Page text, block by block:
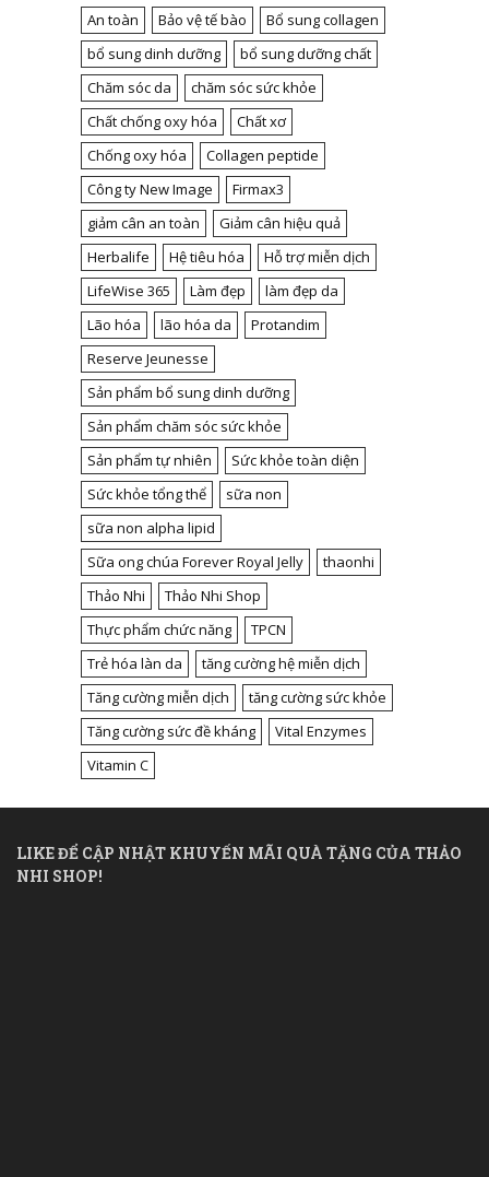
An toàn Bảo vệ tế bào
Bổ sung collagen
bổ sung dinh dưỡng
bổ sung dưỡng chất
Chăm sóc da
chăm sóc sức khỏe
Chất chống oxy hóa
Chất xơ
Chống oxy hóa
Collagen peptide
Công ty New Image
Firmax3
giảm cân an toàn
Giảm cân hiệu quả
Herbalife
Hệ tiêu hóa
Hỗ trợ miễn dịch
LifeWise 365
Làm đẹp
làm đẹp da
Lão hóa
lão hóa da
Protandim
Reserve Jeunesse
Sản phẩm bổ sung dinh dưỡng
Sản phẩm chăm sóc sức khỏe
Sản phẩm tự nhiên
Sức khỏe toàn diện
Sức khỏe tổng thể
sữa non
sữa non alpha lipid
Sữa ong chúa Forever Royal Jelly
thaonhi
Thảo Nhi
Thảo Nhi Shop
Thực phẩm chức năng
TPCN
Trẻ hóa làn da
tăng cường hệ miễn dịch
Tăng cường miễn dịch
tăng cường sức khỏe
Tăng cường sức đề kháng
Vital Enzymes
Vitamin C
LIKE ĐỂ CẬP NHẬT KHUYẾN MÃI QUÀ TẶNG CỦA THẢO
NHI SHOP!